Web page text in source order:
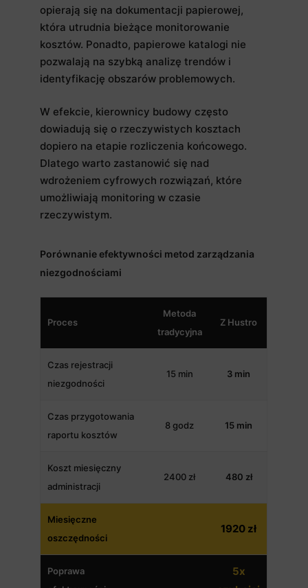
opierają się na dokumentacji papierowej,
która utrudnia bieżące monitorowanie
kosztów. Ponadto, papierowe katalogi nie
pozwalają na szybką analizę trendów i
identyfikację obszarów problemowych.
W efekcie, kierownicy budowy często
dowiadują się o rzeczywistych kosztach
dopiero na etapie rozliczenia końcowego.
Dlatego warto zastanowić się nad
wdrożeniem cyfrowych rozwiązań, które
umożliwiają monitoring w czasie
rzeczywistym.
Porównanie efektywności metod zarządzania
niezgodnościami
Proces
Metoda
tradycyjna
Z Hustro
Czas rejestracji
niezgodności
15 min 3 min
Czas przygotowania
raportu kosztów
8 godz 15 min
Koszt miesięczny
administracji
2400 zł 480 zł
Miesięczne
oszczędności
1920 zł
Poprawa
5x